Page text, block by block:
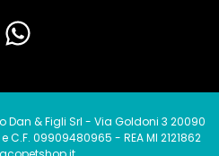
& Figli Srl - Via Goldoni 3 20090
C.F. 09909480965 - REA MI 2121862